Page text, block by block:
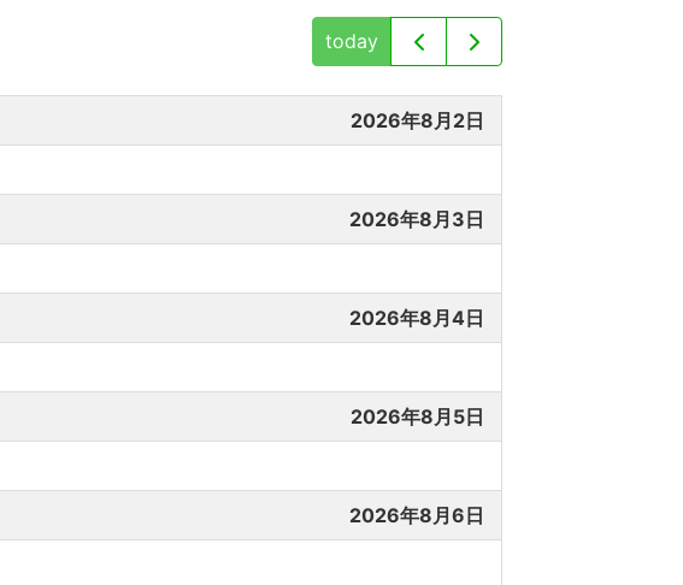
today
2026年8月2日
2026年8月3日
2026年8月4日
2026年8月5日
2026年8月6日